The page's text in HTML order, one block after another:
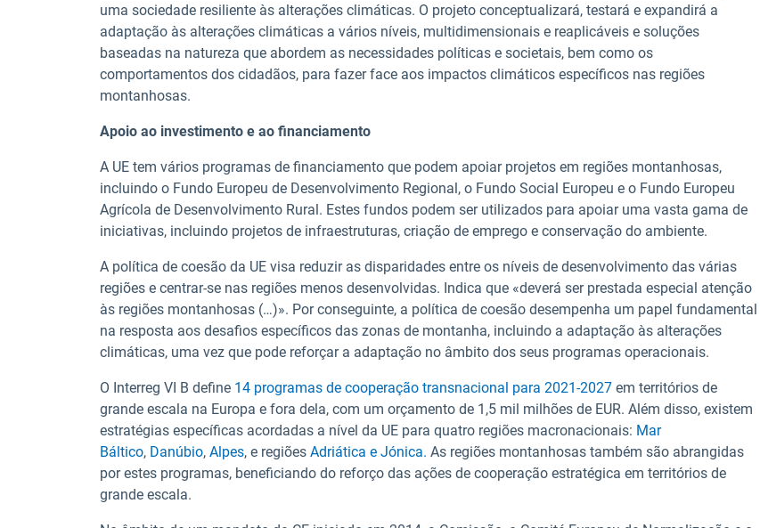
uma sociedade resiliente às alterações climáticas. O projeto conceptualizará, testará e expandirá a
adaptação às alterações climáticas a vários níveis, multidimensionais e reaplicáveis e soluções
baseadas na natureza que abordem as necessidades políticas e societais, bem como os
comportamentos dos cidadãos, para fazer face aos impactos climáticos específicos nas regiões
montanhosas.
Apoio ao investimento e ao financiamento
A UE tem vários programas de financiamento que podem apoiar projetos em regiões montanhosas,
incluindo o Fundo Europeu de Desenvolvimento Regional, o Fundo Social Europeu e o Fundo Europeu
Agrícola de Desenvolvimento Rural. Estes fundos podem ser utilizados para apoiar uma vasta gama de
iniciativas, incluindo projetos de infraestruturas, criação de emprego e conservação do ambiente.
A política de coesão da UE visa reduzir as disparidades entre os níveis de desenvolvimento das várias
regiões e centrar-se nas regiões menos desenvolvidas. Indica que «deverá ser prestada especial atenção
às regiões montanhosas (…)». Por conseguinte, a política de coesão desempenha um papel fundamental
na resposta aos desafios específicos das zonas de montanha, incluindo a adaptação às alterações
climáticas, uma vez que pode reforçar a adaptação no âmbito dos seus programas operacionais.
O Interreg VI B define 14 programas de cooperação transnacional para 2021-2027 em territórios de
grande escala na Europa e fora dela, com um orçamento de 1,5 mil milhões de EUR. Além disso, existem
estratégias específicas acordadas a nível da UE para quatro regiões macronacionais: Mar
Báltico, Danúbio, Alpes, e regiões Adriática e Jónica. As regiões montanhosas também são abrangidas
por estes programas, beneficiando do reforço das ações de cooperação estratégica em territórios de
grande escala.